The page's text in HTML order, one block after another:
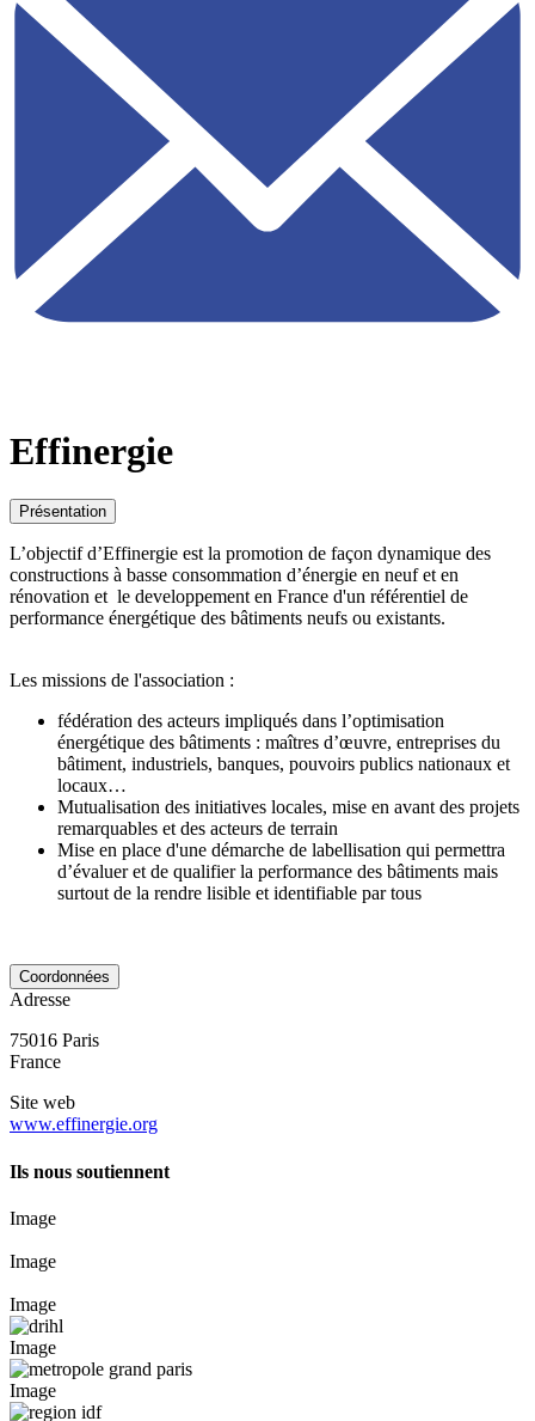
Effinergie
Présentation
L’objectif d’Effinergie est la promotion de façon dynamique des
constructions à basse consommation d’énergie en neuf et en
rénovation et le developpement en France d'un référentiel de
performance énergétique des bâtiments neufs ou existants.
Les missions de l'association :
fédération des acteurs impliqués dans l’optimisation
énergétique des bâtiments : maîtres d’œuvre, entreprises du
bâtiment, industriels, banques, pouvoirs publics nationaux et
locaux…
Mutualisation des initiatives locales, mise en avant des projets
remarquables et des acteurs de terrain
Mise en place d'une démarche de labellisation qui permettra
d’évaluer et de qualifier la performance des bâtiments mais
surtout de la rendre lisible et identifiable par tous
Coordonnées
Adresse
75016 Paris
France
Site web
www.effinergie.org
Ils nous soutiennent
Image
Image
Image
Image
Image